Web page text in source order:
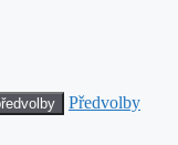
Předvolby